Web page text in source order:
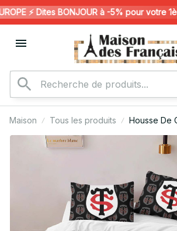
⚡️ Dites BONJOUR à -5% pour votre
Maison Tous les produits
Housse De
toulousain
Parure de